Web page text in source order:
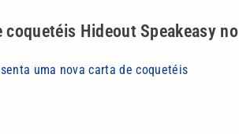
Hideout Speakeasy no
uma nova carta de coquetéis